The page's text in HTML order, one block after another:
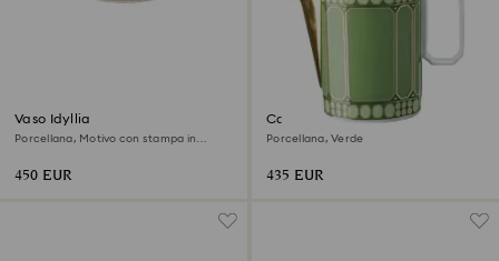
Vaso Idyllia
Porcellana, Motivo con stampa in
450 EUR
Caffettiera Signum
Porcellana, Verde
435 EUR